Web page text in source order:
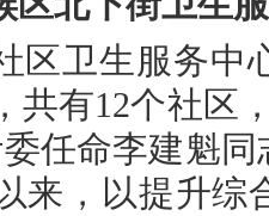
区卫生服务中
共有12个社区
任命李建魁
来，以提升综